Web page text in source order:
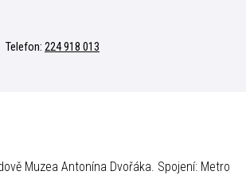
Telefon: 224 918 013
Muzea Antonína Dvořáka. Spojení: Metro